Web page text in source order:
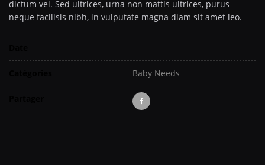
dictum vel. Sed ultrices, urna non mattis ultrices, purus
neque facilisis nibh, in vulputate magna diam sit amet leo.
Baby Needs